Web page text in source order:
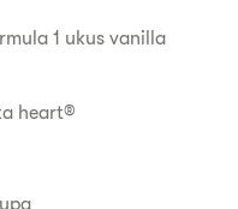
1 ukus vanilla
heart®